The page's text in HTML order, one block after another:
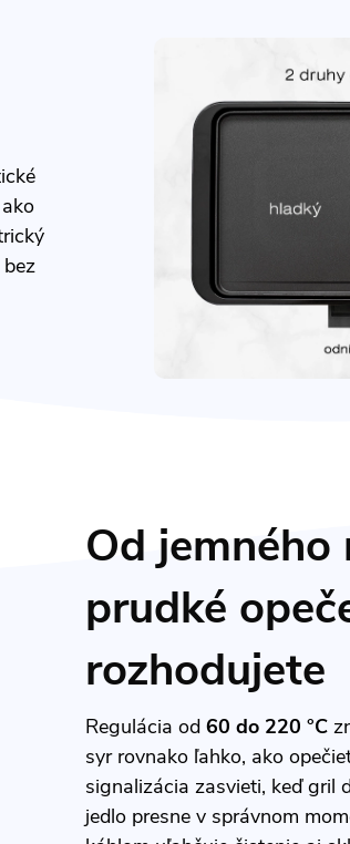
Od
prudké
rozhodujete
Regulácia od 60 do 220 °C
syr rovnako ľahko, ako
signalizácia zasvieti, keď gril
jedlo presne v správnom